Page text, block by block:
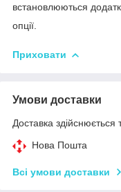
встановлюються
опції.
Приховати
Умови доставки
Доставка здійснюється
Нова Пошта
Всі умови доставки